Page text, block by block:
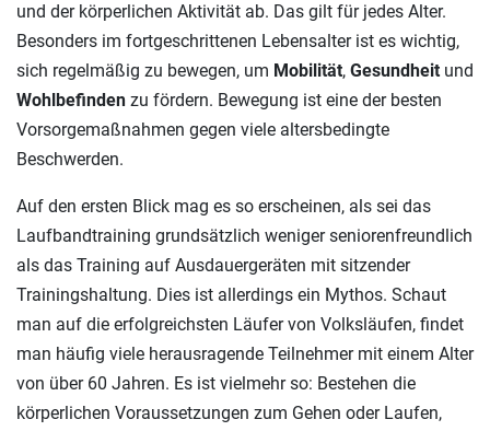
und der körperlichen Aktivität ab. Das gilt für jedes Alter.
Besonders im fortgeschrittenen Lebensalter ist es wichtig,
sich regelmäßig zu bewegen, um Mobilität, Gesundheit und
Wohlbefinden zu fördern. Bewegung ist eine der besten
Vorsorgemaßnahmen gegen viele altersbedingte
Beschwerden.
Auf den ersten Blick mag es so erscheinen, als sei das
Laufbandtraining grundsätzlich weniger seniorenfreundlich
als das Training auf Ausdauergeräten mit sitzender
Trainingshaltung. Dies ist allerdings ein Mythos. Schaut
man auf die erfolgreichsten Läufer von Volksläufen, findet
man häufig viele herausragende Teilnehmer mit einem Alter
von über 60 Jahren. Es ist vielmehr so: Bestehen die
körperlichen Voraussetzungen zum Gehen oder Laufen,